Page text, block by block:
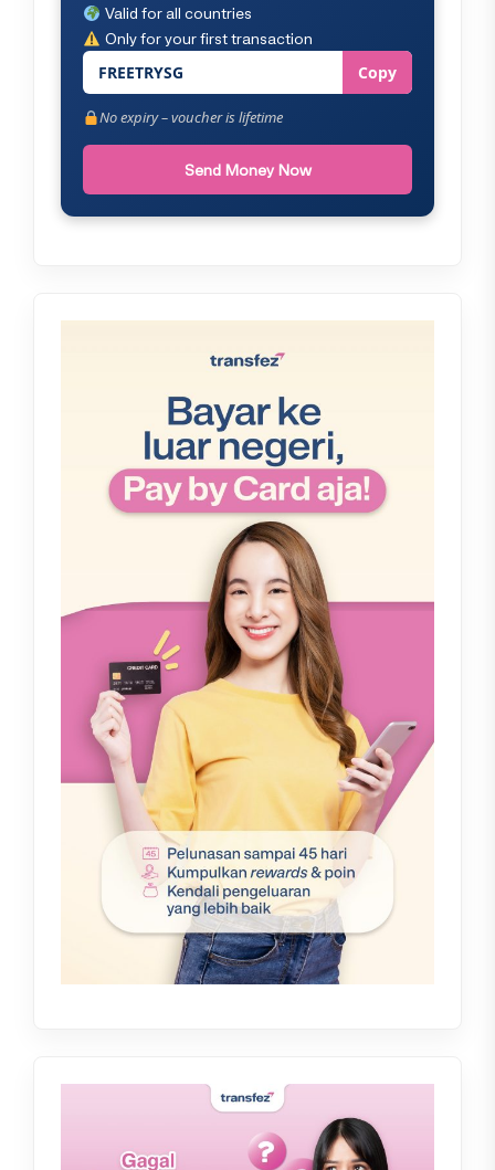
Valid for all countries
Only for your first transaction
FREETRYSG Copy
No expiry – voucher is lifetime
Send Money Now